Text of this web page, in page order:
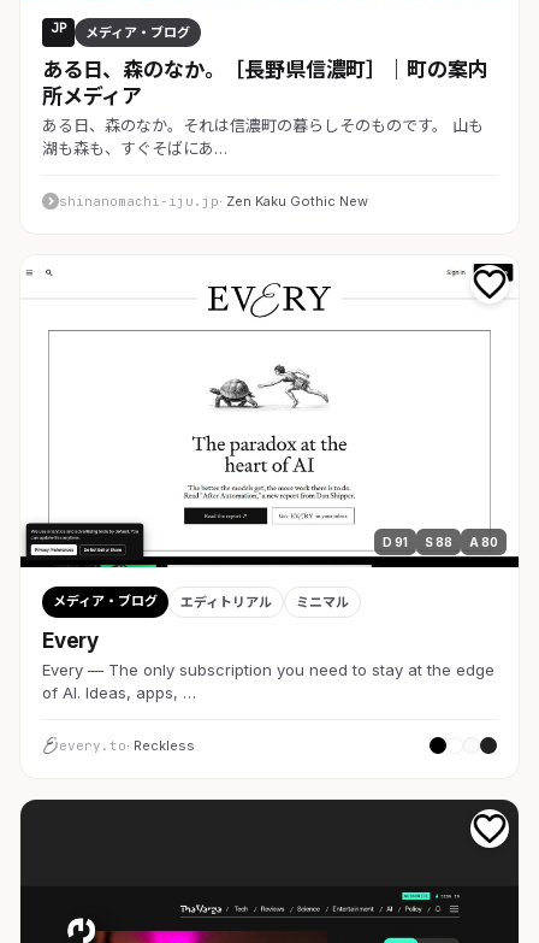
JP メディア・ブログ
ある日、森のなか。［長野県信濃町］｜町の案内
所メディア
ある日、森のなか。それは信濃町の暮らしそのものです。 山も
湖も森も、すぐそばにあ…
shinanomachi-iju.jp· Zen Kaku Gothic New
D 91 S 88 A 80
メディア・ブログ エディトリアル ミニマル
Every
Every — The only subscription you need to stay at the edge
of AI. Ideas, apps, …
every.to· Reckless